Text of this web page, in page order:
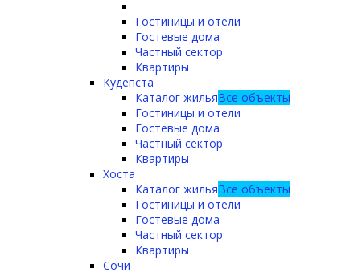
Гостиницы и отели
Гостевые дома
Частный сектор
Квартиры
Кудепста
Каталог жильяВсе объекты
Гостиницы и отели
Гостевые дома
Частный сектор
Квартиры
Хоста
Каталог жильяВсе объекты
Гостиницы и отели
Гостевые дома
Частный сектор
Квартиры
Сочи